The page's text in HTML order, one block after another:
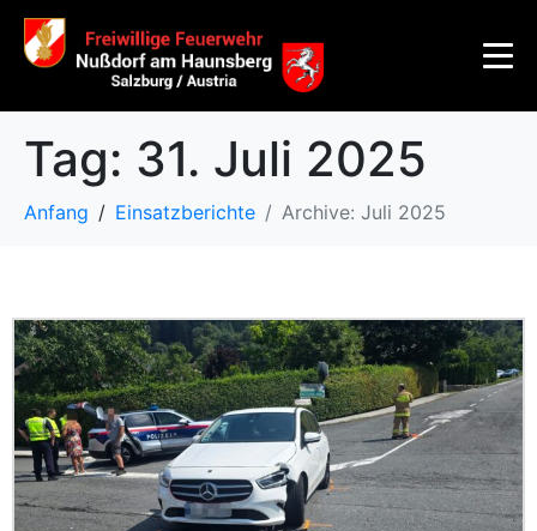
Tag: 31. Juli 2025
Anfang Einsatzberichte Archive: Juli 2025